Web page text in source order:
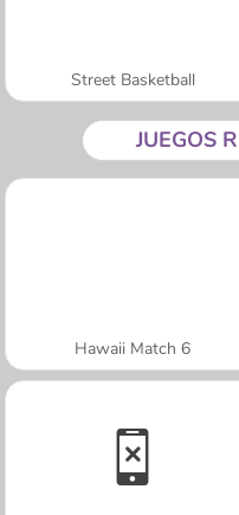
Street Basketball
JUEGOS
Hawaii Match 6